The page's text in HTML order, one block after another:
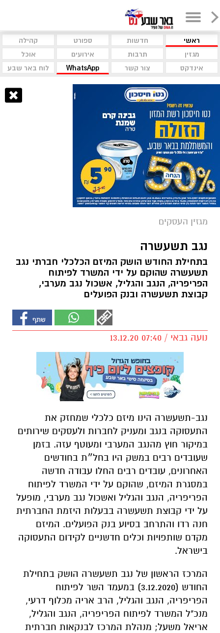
ראשי חדשות ספורט
קהילה
מגזין
תרבות אירועים
אוכל
אינדקס
צור קשר WhatsApp לוח באר שבע
מגזין העסקים
נגב תשעשרה
בתחילת החודש הושק המיזם הכלכלי חברתי נגב
תשעשרה שהוקם על ידי המשרד לפיתוח
הפריפריה, הנגב והגליל, אשכול נגב מערבי,
קבוצת תשעשרה ובנק הפועלים
נועה גבאי / 07:40 13.12.20
נגב-תשעשרה הינו מיזם כלכלי שמחזק את
התעסוקה בנגב ומעניק לחברות ולעסקים שירותים
במיקור חוץ מהנגב המערבי ומעוטף עזה. בזמן
שעובדים רבים במשק היו בחל״ת בחודשים
האחרונים, עובדים רבים החלו עבודה חדשה
במסגרת המיזם, שהוקם על ידי המשרד לפיתוח
הפריפריה, הנגב והגליל ואשכול נגב מערבי, מופעל
על ידי קבוצת תשעשרה בבעלות היזמת החברתית
חנה רדו והתרחב בסיוע בנק הפועלים. המיזם
מקדם שותפויות וכלים חדשניים לקידום התעסוקה
בישראל.
המרכז הראשון של נגב תשעשרה הושק בתחילת
החודש (3.12.2020) במעמד השר לפיתוח
הפריפריה, הנגב והגליל, הרב אריה מכלוף דרעי,
מנכ"ל המשרד לפיתוח הפריפריה, הנגב והגליל,
אריאל משעל; מנהלת המרכז לבנקאות חברתית